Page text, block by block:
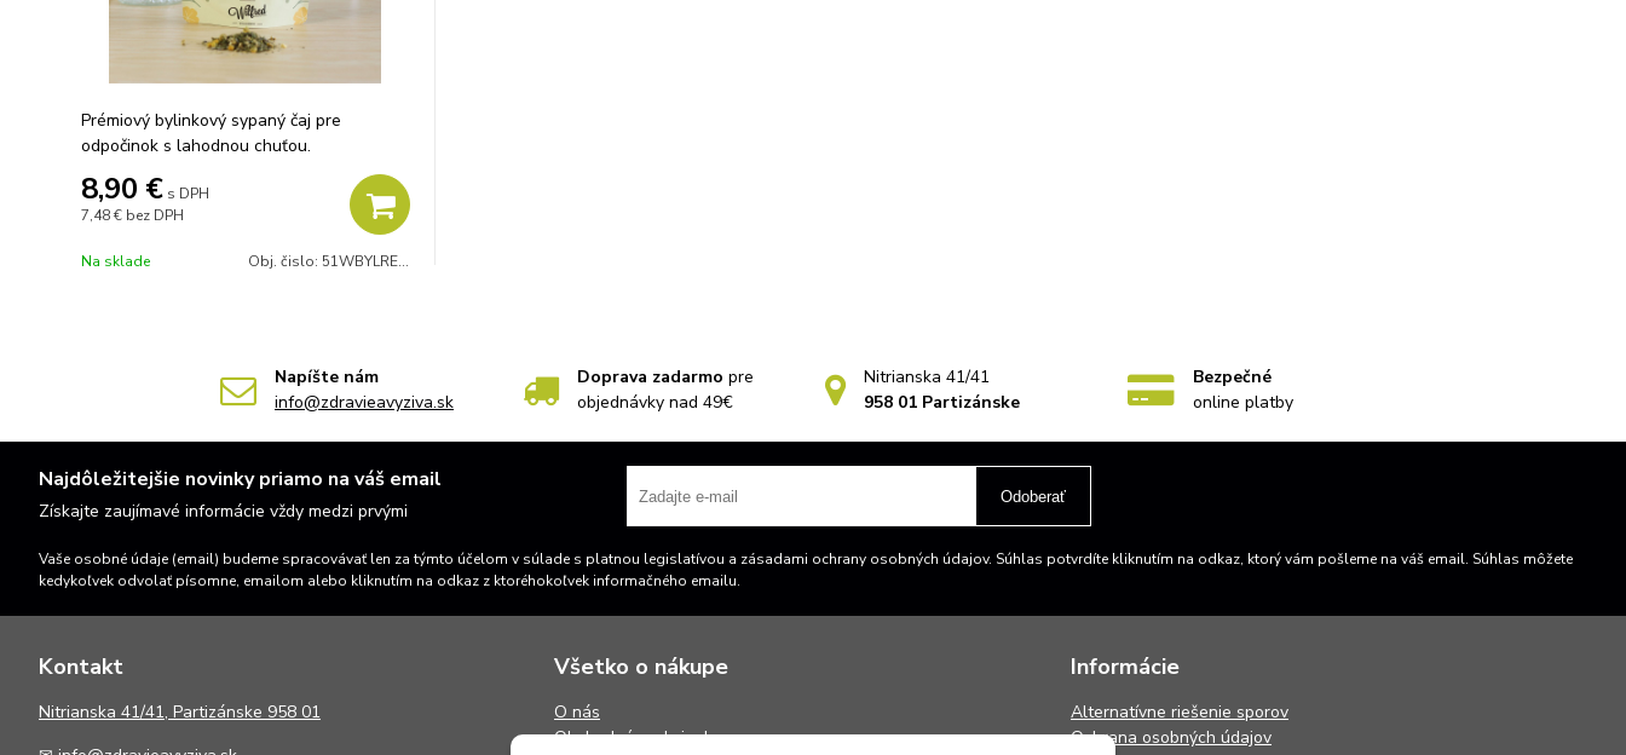
Prémiový bylinkový sypaný čaj pre
odpočinok s lahodnou chuťou.
8,90 € s DPH
7,48 € bez DPH
Na sklade Obj. čislo: 51WBYLRELAX100
Napíšte nám
info@zdravieavyziva.sk
Doprava zadarmo pre
objednávky nad 49€
Nitrianska 41/41
958 01 Partizánske
Bezpečné
online platby
Najdôležitejšie novinky priamo na váš email
Získajte zaujímavé informácie vždy medzi prvými
Odoberať
Vaše osobné údaje (email) budeme spracovávať len za týmto účelom v súlade s platnou legislatívou a zásadami ochrany osobných údajov. Súhlas potvrdíte kliknutím na odkaz, ktorý vám pošleme na váš email. Súhlas môžete
kedykoľvek odvolať písomne, emailom alebo kliknutím na odkaz z ktoréhokoľvek informačného emailu.
Kontakt
Nitrianska 41/41, Partizánske 958 01
Všetko o nákupe
O nás
Obchodné podmienky
Informácie
Alternatívne riešenie sporov
Ochrana osobných údajov